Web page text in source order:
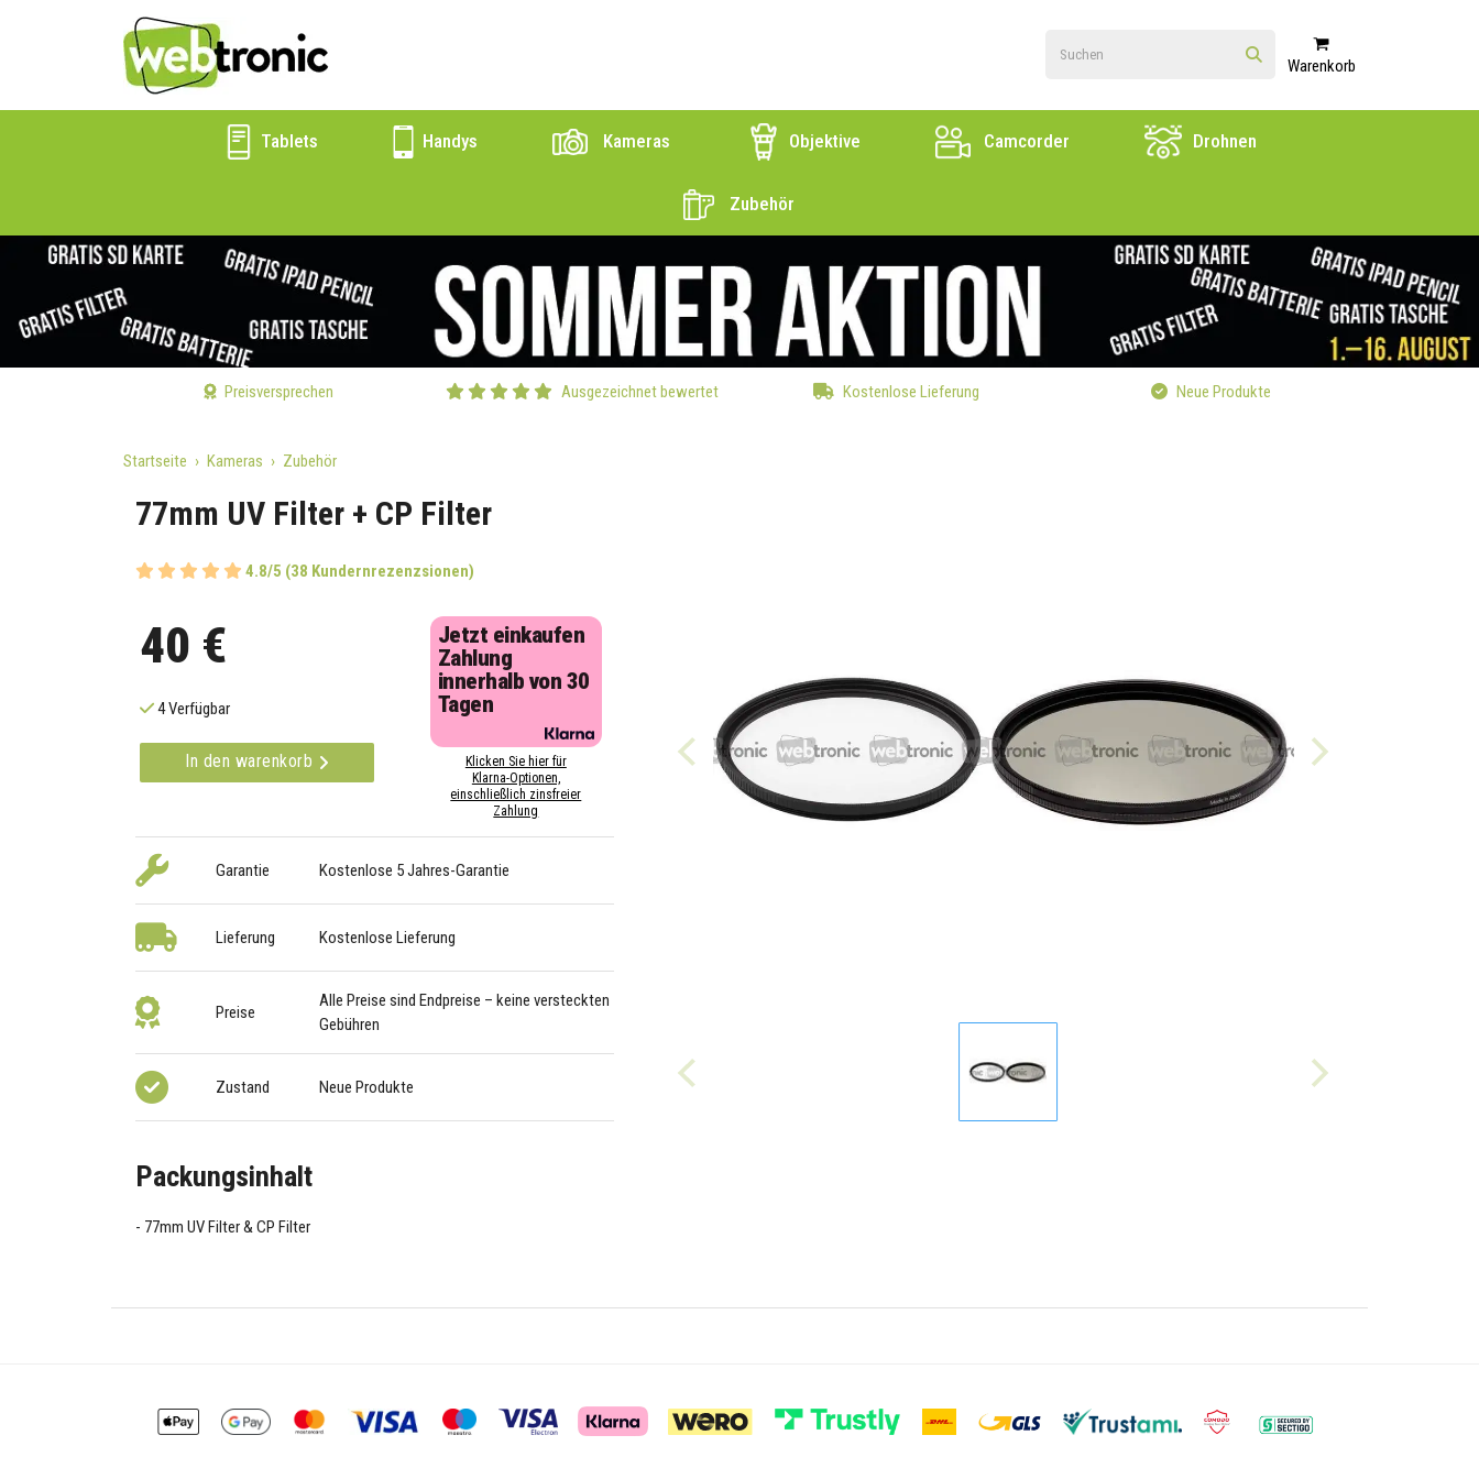
Warenkorb
Tablets Handys Kameras Objektive Camcorder Drohnen
Zubehör
Preisversprechen Ausgezeichnet bewertet Kostenlose Lieferung Neue Produkte
Startseite Kameras Zubehör
77mm UV Filter + CP Filter
4.8/5 (38 Kundernrezenzsionen)
40 €
4 Verfügbar
In den warenkorb
Jetzt einkaufen
Zahlung
innerhalb von 30
Tagen
Klicken Sie hier für
Klarna-Optionen,
einschließlich zinsfreier
Zahlung
Garantie Kostenlose 5 Jahres-Garantie
Lieferung Kostenlose Lieferung
Preise
Alle Preise sind Endpreise – keine versteckten
Gebühren
Zustand Neue Produkte
Packungsinhalt
77mm UV Filter & CP Filter